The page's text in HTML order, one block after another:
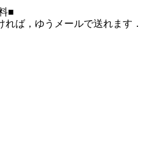
■
ば，ゆうメールで送れます．